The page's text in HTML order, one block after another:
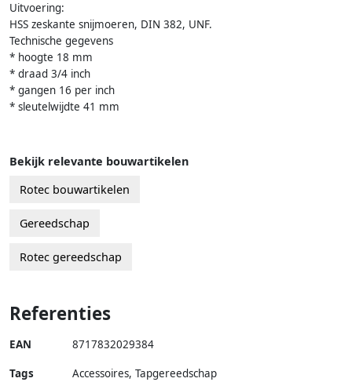
Uitvoering:
HSS zeskante snijmoeren, DIN 382, UNF.
Technische gegevens
* hoogte 18 mm
* draad 3/4 inch
* gangen 16 per inch
* sleutelwijdte 41 mm
Bekijk relevante bouwartikelen
Rotec bouwartikelen
Gereedschap
Rotec gereedschap
Referenties
EAN 8717832029384
Tags
Accessoires, Tapgereedschap